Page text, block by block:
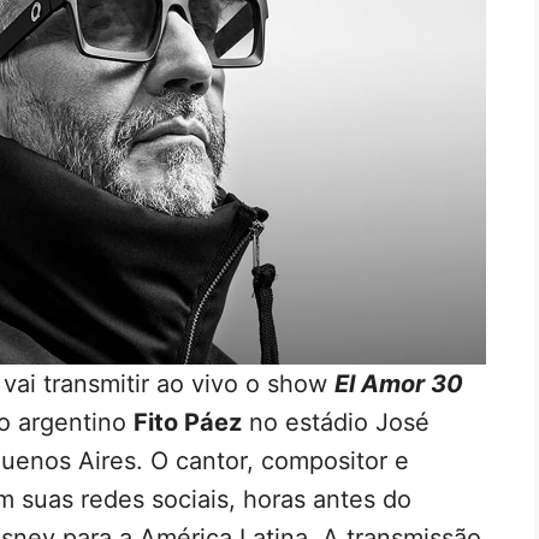
transmitir ao vivo o show El Amor 30
argentino Fito Páez no estádio José
Aires. O cantor, compositor e
suas redes sociais, horas antes do